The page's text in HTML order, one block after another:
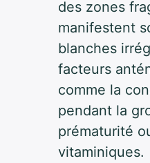
des zones
manifestent
blanches
facteurs
comme la
pendant la
prématurité
vitaminiques.